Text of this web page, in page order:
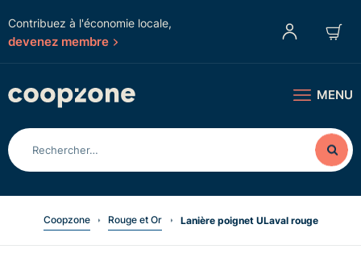
Contribuez à l'économie locale,
devenez membre
MENU
Coopzone Rouge et Or Lanière poignet ULaval rouge